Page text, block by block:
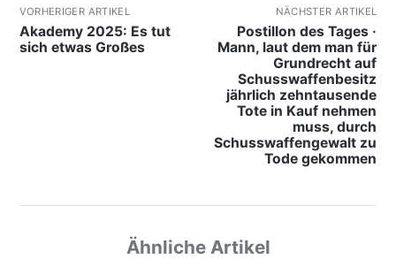
VORHERIGER ARTIKEL
Akademy 2025: Es tut
sich etwas Großes
NÄCHSTER ARTIKEL
Postillon des Tages ·
Mann, laut dem man für
Grundrecht auf
Schusswaffenbesitz
jährlich zehntausende
Tote in Kauf nehmen
muss, durch
Schusswaffengewalt zu
Tode gekommen
Ähnliche Artikel